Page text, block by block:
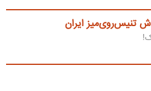
تنیس‌روی‌میز ایران